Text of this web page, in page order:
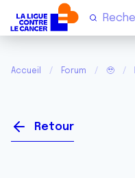
Accueil Forum 🥹
Retour